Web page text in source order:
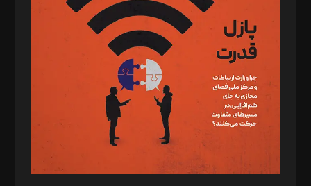
تحریریه‌: مجتبی محمود‌ی، آرش برهمند، یسنا امان‌پور، سروش کرمیان،
مصطفی مسجدی آرانی، ابوالفضل رجبی، زهرا فکرانه، فائزه فتحی
رستمی،مصطفی باستان
ویرایش: نگار استاد‌‌آقا
طراح یونیفرم: مجید توکلی
فیلمبرداری و عکاسی: امیر شفیعی، مانی لطفی زاده
گرافیک و صفحه‌آرایی: سید‌سبحان‌علی ثابت
مد‌یر توسعه تجاری: کامبیز برید‌
امور مالی: شاپور رهبری، محمد‌ کاظمی‌نیا